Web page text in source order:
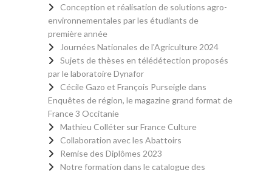
Conception et réalisation de solutions agro-
environnementales par les étudiants de
première année
Journées Nationales de l'Agriculture 2024
Sujets de thèses en télédétection proposés
par le laboratoire Dynafor
Cécile Gazo et François Purseigle dans
Enquêtes de région, le magazine grand format de
France 3 Occitanie
Mathieu Colléter sur France Culture
Collaboration avec les Abattoirs
Remise des Diplômes 2023
Notre formation dans le catalogue des